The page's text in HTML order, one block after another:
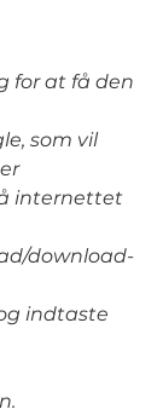
for at få den
som vil
internettet
download-
indtaste